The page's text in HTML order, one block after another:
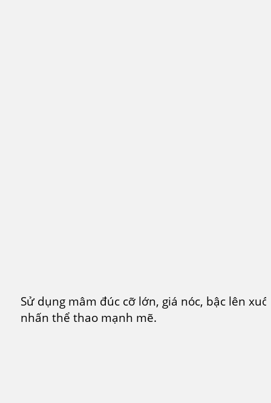
Sử dụng mâm đúc cỡ lớn, giá nóc, bậc lên
nhấn thể thao mạnh mẽ.